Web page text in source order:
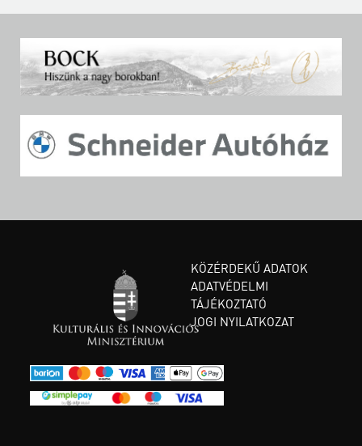
KÖZÉRDEKŰ ADATOK
ADATVÉDELMI
TÁJÉKOZTATÓ
JOGI NYILATKOZAT